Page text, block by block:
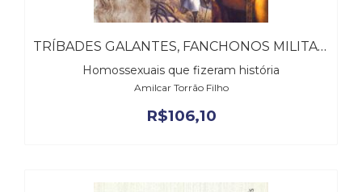
TRÍBADES GALANTES, FANCHONOS MILITANTES
Homossexuais que fizeram história
Amilcar Torrão Filho
R$106,10